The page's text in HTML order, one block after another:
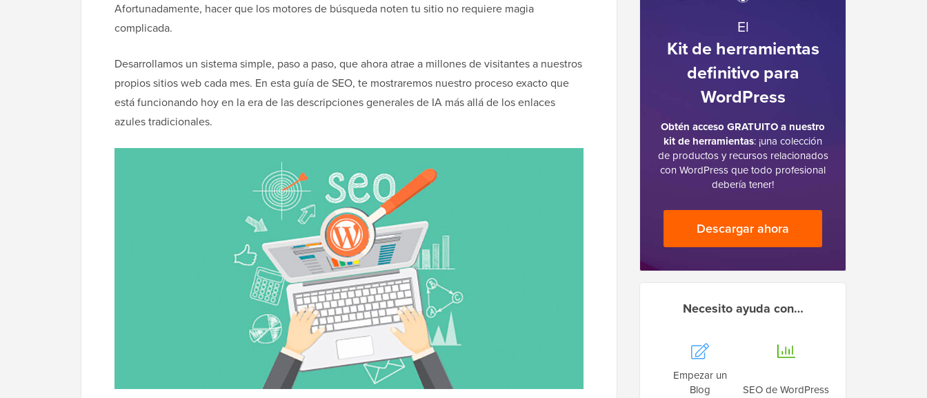
Afortunadamente, hacer que los motores de búsqueda noten tu sitio no requiere magia
complicada.
Desarrollamos un sistema simple, paso a paso, que ahora atrae a millones de visitantes a nuestros
propios sitios web cada mes. En esta guía de SEO, te mostraremos nuestro proceso exacto que
está funcionando hoy en la era de las descripciones generales de IA más allá de los enlaces
azules tradicionales.
El
Kit de herramientas
definitivo para
WordPress
Obtén acceso GRATUITO a nuestro
kit de herramientas: ¡una colección
de productos y recursos relacionados
con WordPress que todo profesional
debería tener!
Descargar ahora
Necesito ayuda con…
Empezar un
Blog
SEO de WordPress